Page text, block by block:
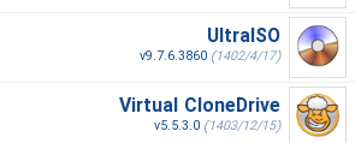
UltraISO
v9.7.6.3860 (1402/4/17)
Virtual CloneDrive
v5.5.3.0 (1403/12/15)